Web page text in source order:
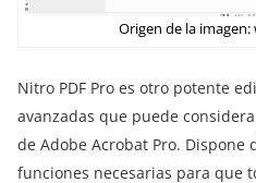
Origen de la
Nitro PDF Pro es otro potente
avanzadas que puede
de Adobe Acrobat Pro. Dispone
funciones necesarias para que